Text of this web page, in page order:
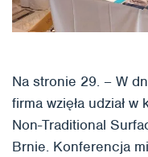
Na stronie 29. – W
firma wzięła udział
Non-Traditional
Brnie. Konferencja